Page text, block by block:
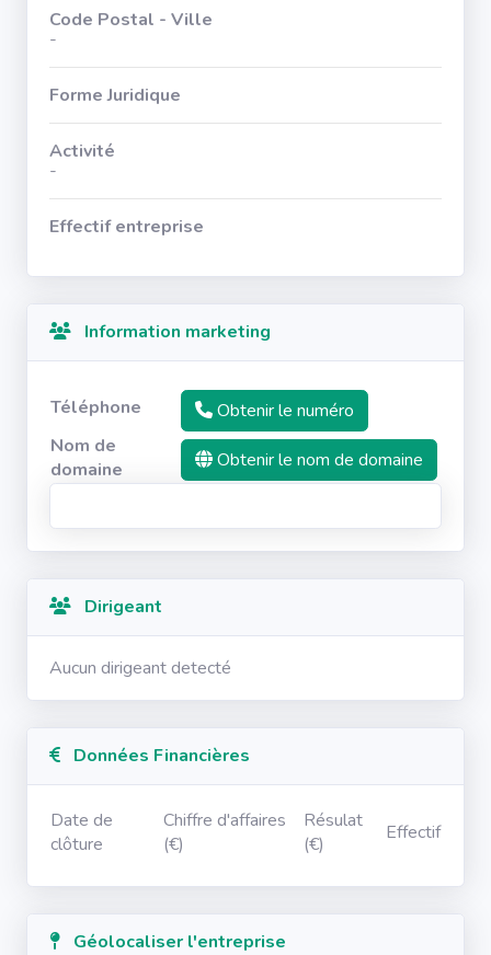
Code Postal - Ville
-
Forme Juridique
Activité
-
Effectif entreprise
Information marketing
Téléphone
Obtenir le numéro
Nom de
domaine
Obtenir le nom de domaine
Dirigeant
Aucun dirigeant detecté
Données Financières
Date de
clôture
Chiffre d'affaires
(€)
Résulat
(€)
Effectif
Géolocaliser l'entreprise